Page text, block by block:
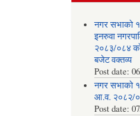
नगर सभाको
इनरुवा
२०८३/०८४ को
बजेट वक्तव्य
Post date:
नगर सभाको
आ.व. २०८२/
Post date: